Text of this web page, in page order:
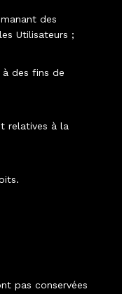
des
Utilisateurs ;
à des fins de
relatives à la
pas conservées